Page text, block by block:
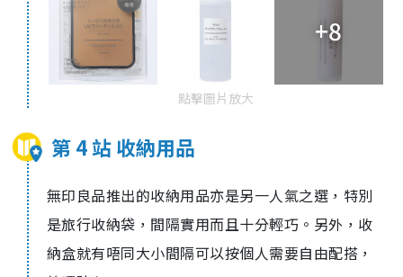
+8
點擊圖片放大
第 4 站 收納用品
無印良品推出的收納用品亦是另一人氣之選，特別
是旅行收納袋，間隔實用而且十分輕巧。另外，收
納盒就有唔同大小間隔可以按個人需要自由配搭，